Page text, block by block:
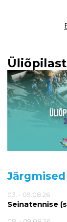
03. - 09.08.26
Seinatennise